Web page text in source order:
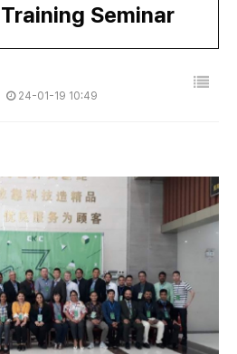
Seminar
24-01-19 10:49